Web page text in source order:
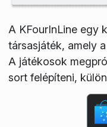
A KFourInLine egy
társasjáték, amely
A játékosok
sort felépíteni,